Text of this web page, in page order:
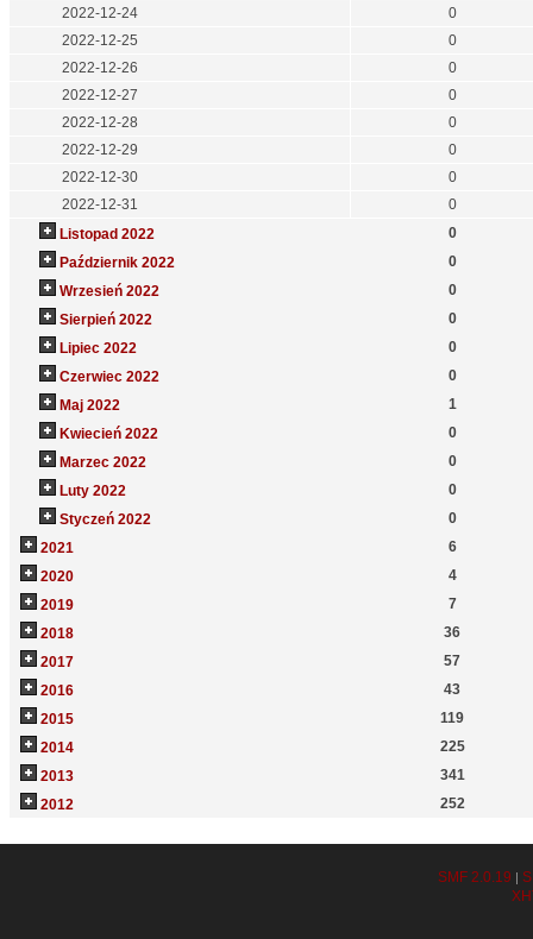
2022-12-24
0
2022-12-25
0
2022-12-26
0
2022-12-27
0
2022-12-28
0
2022-12-29
0
2022-12-30
0
2022-12-31
0
Listopad 2022
0
Październik 2022
0
Wrzesień 2022
0
Sierpień 2022
0
Lipiec 2022
0
Czerwiec 2022
0
Maj 2022
1
Kwiecień 2022
0
Marzec 2022
0
Luty 2022
0
Styczeń 2022
0
2021
6
2020
4
2019
7
2018
36
2017
57
2016
43
2015
119
2014
225
2013
341
2012
252
SMF 2.0.19